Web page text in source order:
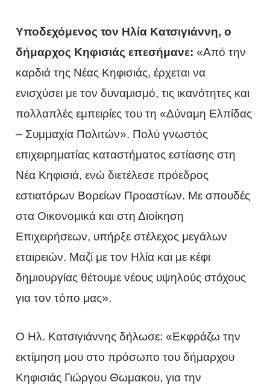
Υποδεχόμενος τον Ηλία Κατσιγιάννη, ο
δήμαρχος Κηφισιάς επεσήμανε: «Από την
καρδιά της Νέας Κηφισιάς, έρχεται να
ενισχύσει με τον δυναμισμό, τις ικανότητες και
πολλαπλές εμπειρίες του τη «Δύναμη Ελπίδας
– Συμμαχία Πολιτών». Πολύ γνωστός
επιχειρηματίας καταστήματος εστίασης στη
Νέα Κηφισιά, ενώ διετέλεσε πρόεδρος
εστιατόρων Βορείων Προαστίων. Με σπουδές
στα Οικονομικά και στη Διοίκηση
Επιχειρήσεων, υπήρξε στέλεχος μεγάλων
εταιρειών. Μαζί με τον Ηλία και με κέφι
δημιουργίας θέτουμε νέους υψηλούς στόχους
για τον τόπο μας».
Ο Ηλ. Κατσιγιάννης δήλωσε: «Εκφράζω την
εκτίμηση μου στο πρόσωπο του δήμαρχου
Κηφισιάς Γιώργου Θωμακου, για την